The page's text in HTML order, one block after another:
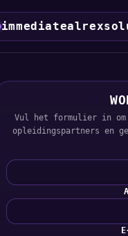
Vul het formulier in om
opleidingspartners en